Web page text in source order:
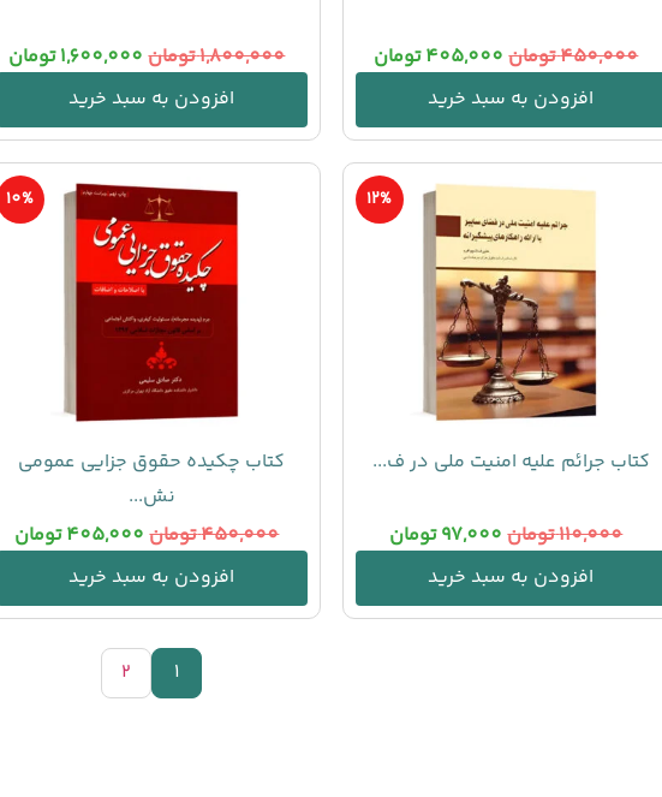
450,000تومان 405,000تومان
افزودن به سبد خرید
1,800,000تومان 1,600,000تومان
افزودن به سبد خرید
12%
کتاب جرائم علیه امنیت ملی در ف...
110,000تومان 97,000تومان
افزودن به سبد خرید
10%
کتاب چکیده حقوق جزایی عمومی
نش...
450,000تومان 405,000تومان
افزودن به سبد خرید
1
2